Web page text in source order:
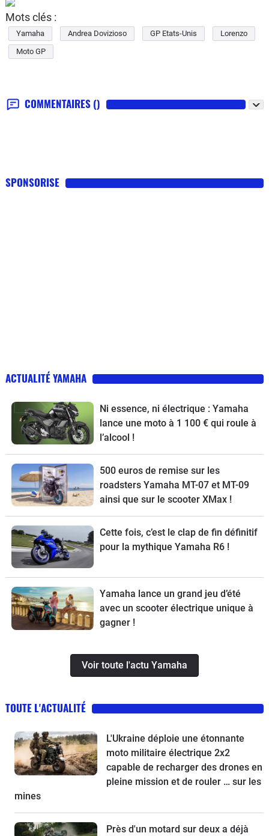
Mots clés :
Yamaha Andrea Dovizioso GP Etats-Unis
Lorenzo
Moto GP
COMMENTAIRES ()
SPONSORISE
ACTUALITÉ YAMAHA
Ni essence, ni électrique : Yamaha
lance une moto à 1 100 € qui roule à
l’alcool !
500 euros de remise sur les
roadsters Yamaha MT-07 et MT-09
ainsi que sur le scooter XMax !
Cette fois, c’est le clap de fin définitif
pour la mythique Yamaha R6 !
Yamaha lance un grand jeu d’été
avec un scooter électrique unique à
gagner !
Voir toute l'actu Yamaha
TOUTE L'ACTUALITÉ
L'Ukraine déploie une étonnante
moto militaire électrique 2x2
capable de recharger des drones en
pleine mission et de rouler … sur les
mines
Près d'un motard sur deux a déjà